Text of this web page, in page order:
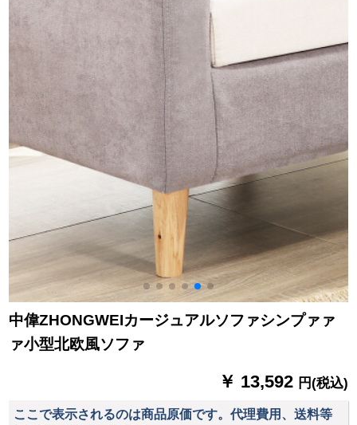
中偉ZHONGWEIカージュアルソファシンプァァ
ァ小型北欧風ソファ
￥ 13,592 円(税込)
ここで表示されるのは商品原価です。代理費用、送料等